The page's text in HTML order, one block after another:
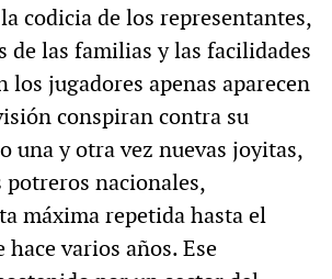
codicia de los representantes,
de las familias y las facilidades
los jugadores apenas aparecen
conspiran contra su
una y otra vez nuevas joyitas,
potreros nacionales,
máxima repetida hasta el
hace varios años. Ese